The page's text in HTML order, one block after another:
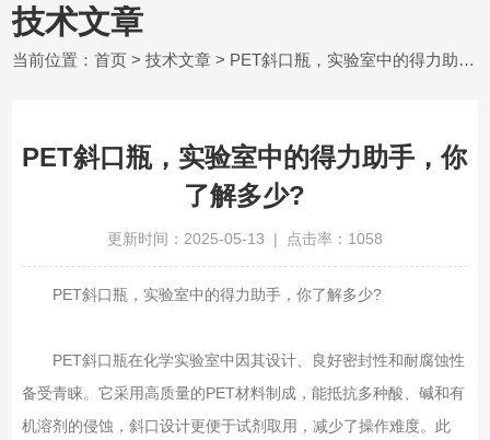
技术文章
当前位置：首页 >技术文章 > PET斜口瓶，实验室中的得力助手，你了解多少?
PET斜口瓶，实验室中的得力助手，你
了解多少?
更新时间：2025-05-13 | 点击率：1058
PET斜口瓶，实验室中的得力助手，你了解多少?
PET斜口瓶在化学实验室中因其设计、良好密封性和耐腐蚀性
备受青睐。它采用高质量的PET材料制成，能抵抗多种酸、碱和有
机溶剂的侵蚀，斜口设计更便于试剂取用，减少了操作难度。此